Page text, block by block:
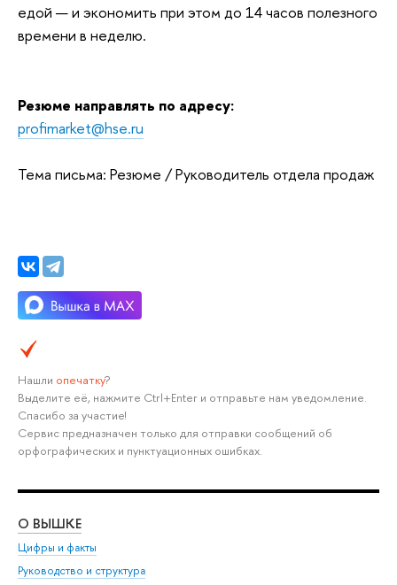
едой — и экономить при этом до 14 часов полезного
времени в неделю.
Резюме направлять по адресу:
profimarket@hse.ru
Тема письма: Резюме / Руководитель отдела продаж
Нашли опечатку?
Выделите её, нажмите Ctrl+Enter и отправьте нам уведомление.
Спасибо за участие!
Сервис предназначен только для отправки сообщений об
орфографических и пунктуационных ошибках.
О ВЫШКЕ
Цифры и факты
Руководство и структура